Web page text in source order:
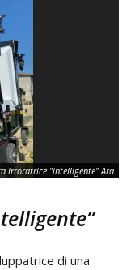
irroratrice "intelligente" Ara
di una